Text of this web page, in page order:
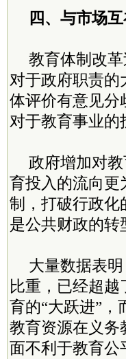
四、与市场
教育体制改
对于政府职责的
体评价有意见分
对于教育事业的
政府增加对
育投入的流向更
制，打破行政化
是公共财政的转
大量数据表
比重，已经超
育的“大跃进”
教育资源在义务
面不利于教育公